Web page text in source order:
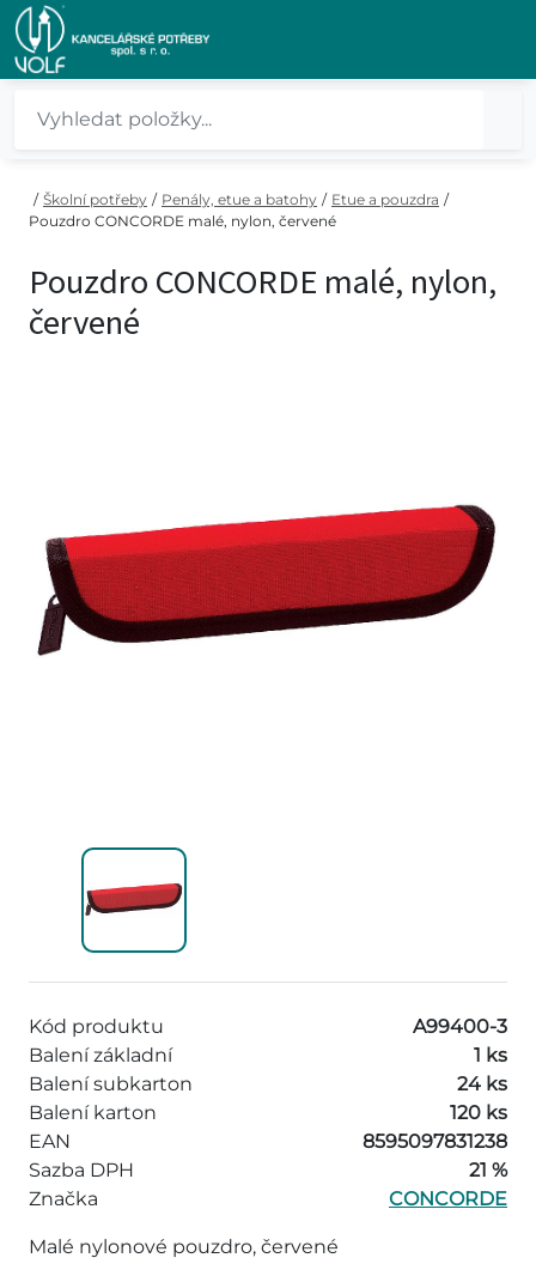
/ Školní potřeby / Penály, etue a batohy / Etue a pouzdra /
Pouzdro CONCORDE malé, nylon, červené
Pouzdro CONCORDE malé, nylon,
červené
Kód produktu
A99400-3
Balení základní
1 ks
Balení subkarton
24 ks
Balení karton
120 ks
EAN
8595097831238
Sazba DPH
21 %
Značka
CONCORDE
Malé nylonové pouzdro, červené